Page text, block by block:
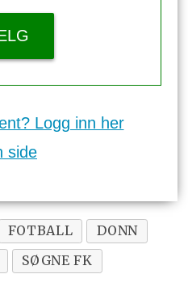
Logg inn her
side
FOTBALL
DONN
SØGNE FK